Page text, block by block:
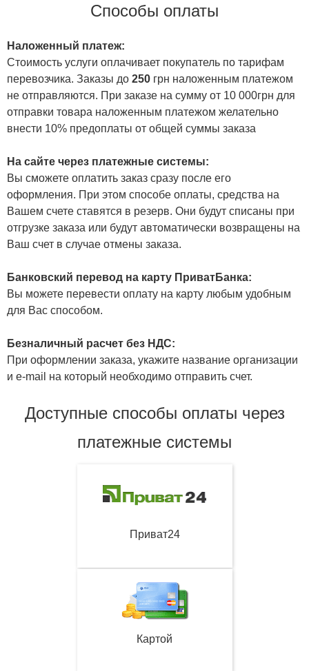
Способы оплаты
Наложенный платеж:
Стоимость услуги оплачивает покупатель по тарифам
перевозчика. Заказы до 250 грн наложенным платежом
не отправляются. При заказе на сумму от 10 000грн для
отправки товара наложенным платежом желательно
внести 10% предоплаты от общей суммы заказа
На сайте через платежные системы:
Вы сможете оплатить заказ сразу после его
оформления. При этом способе оплаты, средства на
Вашем счете ставятся в резерв. Они будут списаны при
отгрузке заказа или будут автоматически возвращены на
Ваш счет в случае отмены заказа.
Банковский перевод на карту ПриватБанка:
Вы можете перевести оплату на карту любым удобным
для Вас способом.
Безналичный расчет без НДС:
При оформлении заказа, укажите название организации
и e-mail на который необходимо отправить счет.
Доступные способы оплаты через
платежные системы
Приват24
Картой